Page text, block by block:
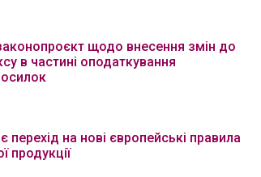
щодо внесення змін до
в частині оподаткування
перехід на нові європейські правила
продукції